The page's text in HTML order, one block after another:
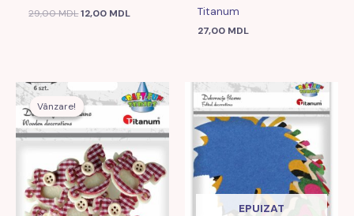
29,00MDL12,00 MDL
Titanum
27,00 MDL
Vânzare!
Vânzare!
Prețul
inițial
a
fost:
29,00 MDL.
Prețul
curent
este:
17,00 MDL.
EPUIZAT